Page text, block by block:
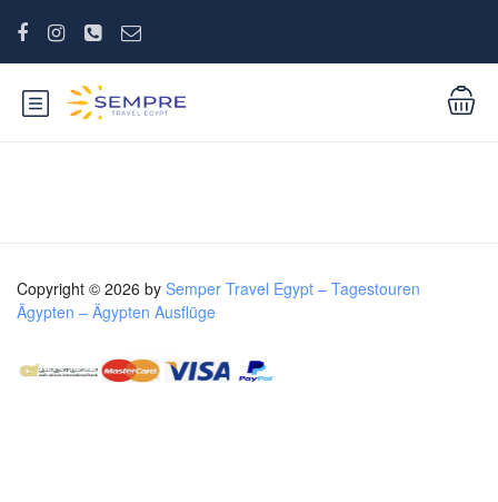
Copyright © 2026 by Semper Travel Egypt – Tagestouren
Ägypten – Ägypten Ausflüge